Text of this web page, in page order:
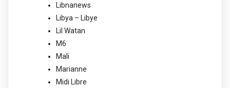
Libnanews
Libya – Libye
Lil Watan
M6
Mali
Marianne
Midi Libre